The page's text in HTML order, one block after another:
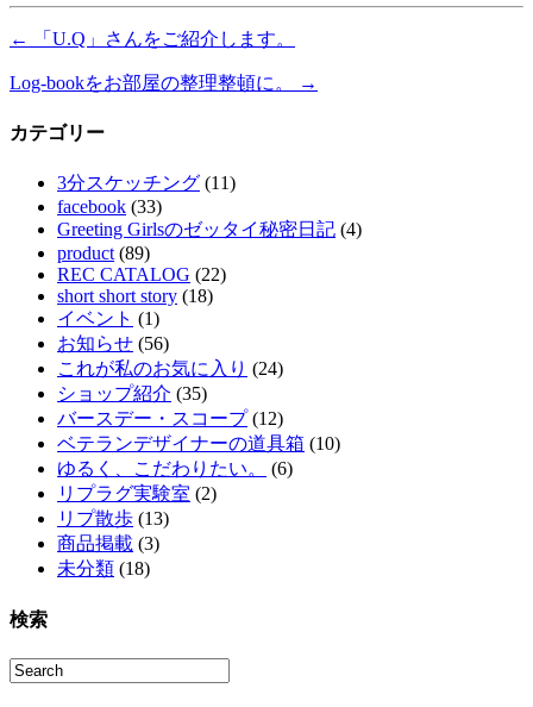
← 「U.Q」さんをご紹介します。
Log-bookをお部屋の整理整頓に。 →
カテゴリー
3分スケッチング (11)
facebook (33)
Greeting Girlsのゼッタイ秘密日記 (4)
product (89)
REC CATALOG (22)
short short story (18)
イベント (1)
お知らせ (56)
これが私のお気に入り (24)
ショップ紹介 (35)
バースデー・スコープ(12)
ベテランデザイナーの道具箱 (10)
ゆるく、こだわりたい。
(6)
リプラグ実験室 (2)
リプ散歩 (13)
商品掲載 (3)
未分類 (18)
検索